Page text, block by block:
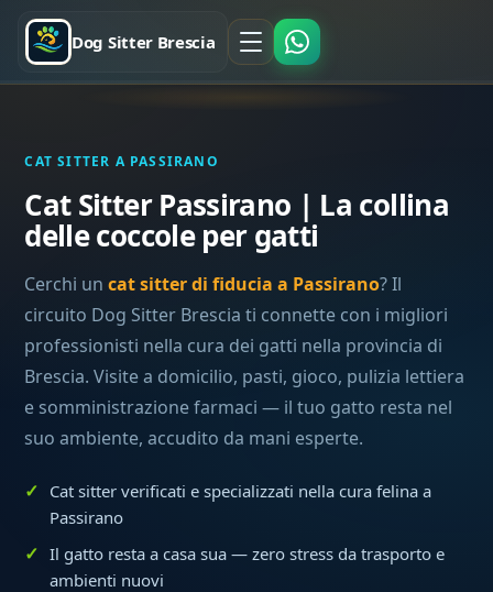
Dog Sitter Brescia
CAT SITTER A PASSIRANO
Cat Sitter Passirano | La collina
delle coccole per gatti
Cerchi uncat sitter di fiducia a Passirano? Il
circuito Dog Sitter Brescia ti connette con i migliori
professionisti nella cura dei gatti nella provincia di
Brescia. Visite a domicilio, pasti, gioco, pulizia lettiera
e somministrazione farmaci — il tuo gatto resta nel
suo ambiente, accudito da mani esperte.
Cat sitter verificati e specializzati nella cura felina a
Passirano
Il gatto resta a casa sua — zero stress da trasporto e
ambienti nuovi